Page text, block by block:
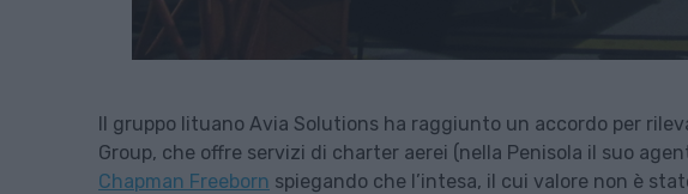
Il gruppo lituano Avia Solutions ha raggiunto un accordo per
Group, che offre servizi di charter aerei (nella Penisola il suo
Chapman Freeborn spiegando che l’intesa, il cui valore non è